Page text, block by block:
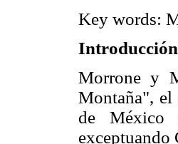
Key words:
Introducción
Morrone y
Montaña", el
de México
exceptuando